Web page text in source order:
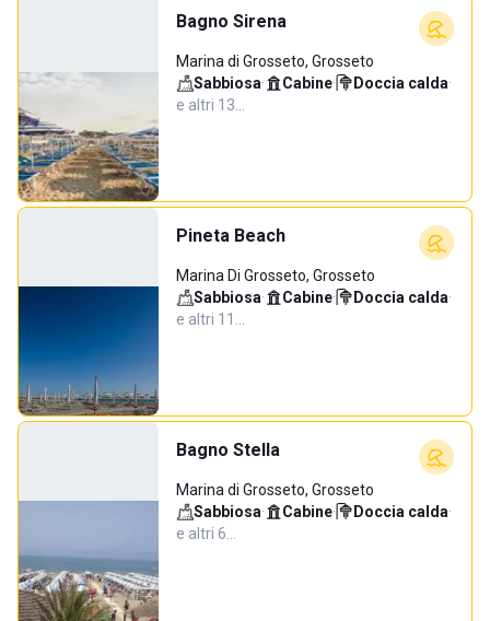
Bagno Sirena
Marina di Grosseto, Grosseto
Sabbiosa· Cabine· Doccia calda·
e altri 13…
Pineta Beach
Marina Di Grosseto, Grosseto
Sabbiosa· Cabine· Doccia calda·
e altri 11…
Bagno Stella
Marina di Grosseto, Grosseto
Sabbiosa· Cabine· Doccia calda·
e altri 6…